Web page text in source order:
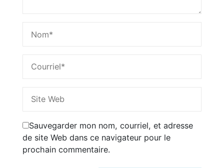
Sauvegarder mon nom, courriel, et adresse
de site Web dans ce navigateur pour le
prochain commentaire.